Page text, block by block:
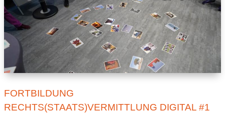
FORTBILDUNG
RECHTS(STAATS)VERMITTLUNG DIGITAL #1